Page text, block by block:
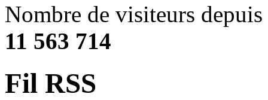
Nombre de visiteurs
11 563 714
Fil RSS